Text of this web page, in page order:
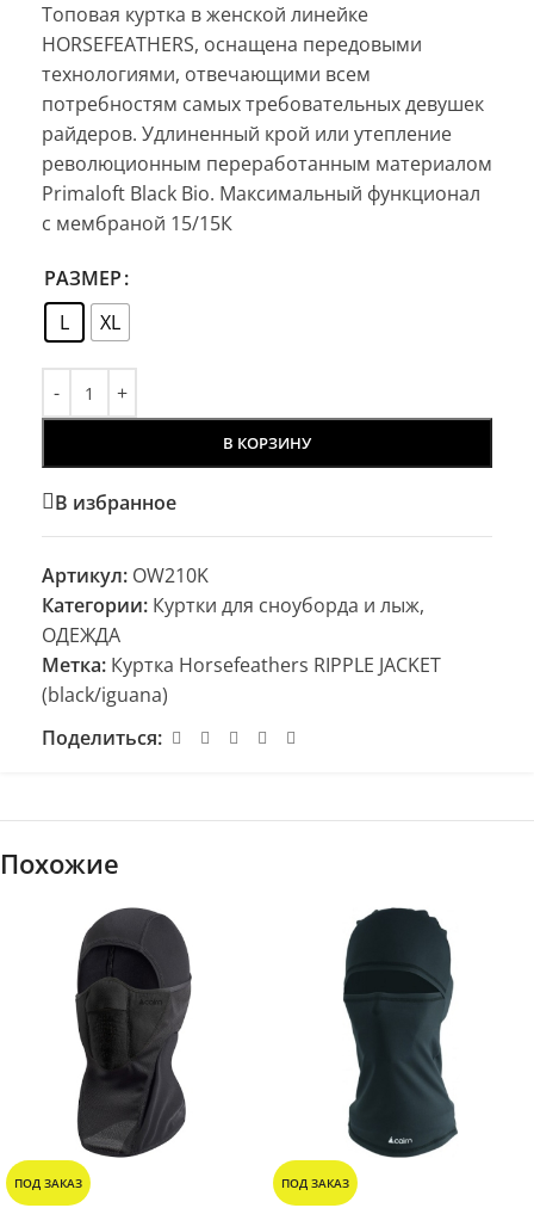
Топовая куртка в женской линейке
HORSEFEATHERS, оснащена передовыми
технологиями, отвечающими всем
потребностям самых требовательных девушек
райдеров. Удлиненный крой или утепление
революционным переработанным материалом
Primaloft Black Bio. Максимальный функционал
с мембраной 15/15К
РАЗМЕР
L
XL
В КОРЗИНУ
В избранное
Артикул: OW210K
Категории: Куртки для сноуборда и лыж,
ОДЕЖДА
Метка: Куртка Horsefeathers RIPPLE JACKET
(black/iguana)
Поделиться:
Похожие
ПОД ЗАКАЗ ПОД ЗАКАЗ